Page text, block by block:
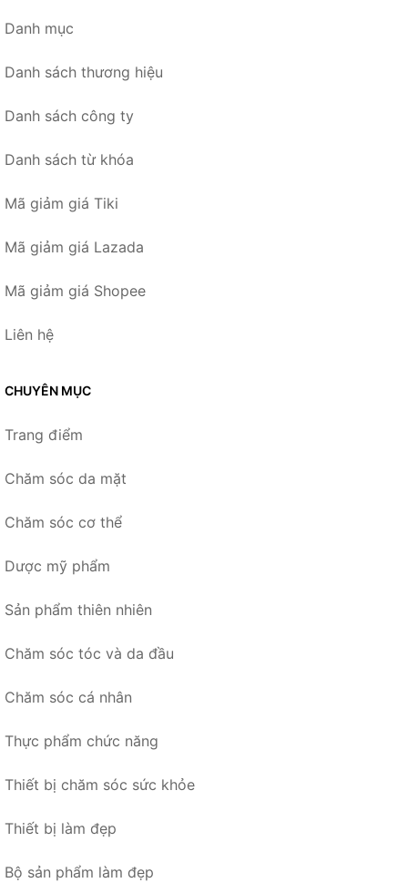
Danh mục
Danh sách thương hiệu
Danh sách công ty
Danh sách từ khóa
Mã giảm giá Tiki
Mã giảm giá Lazada
Mã giảm giá Shopee
Liên hệ
CHUYÊN MỤC
Trang điểm
Chăm sóc da mặt
Chăm sóc cơ thể
Dược mỹ phẩm
Sản phẩm thiên nhiên
Chăm sóc tóc và da đầu
Chăm sóc cá nhân
Thực phẩm chức năng
Thiết bị chăm sóc sức khỏe
Thiết bị làm đẹp
Bộ sản phẩm làm đẹp